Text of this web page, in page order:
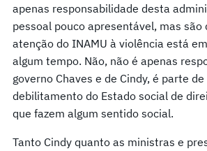
apenas responsabilidade desta
pessoal pouco apresentável, mas são
atenção do INAMU à violência está
algum tempo. Não, não é apenas
governo Chaves e de Cindy, é parte
debilitamento do Estado social de
que fazem algum sentido social.
Tanto Cindy quanto as ministras e